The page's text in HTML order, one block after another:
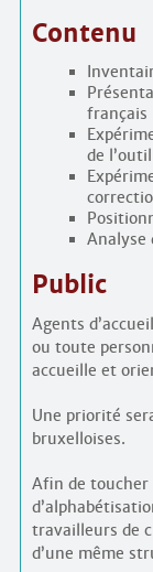
Contenu
français
de
Analyse
Public
Agents
ou toute
accueille et
Une priorité
bruxelloises.
Afin de toucher
travailleurs de
d’une même